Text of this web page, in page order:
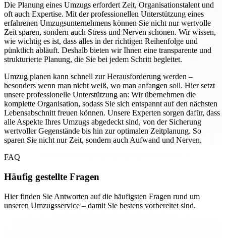
Die Planung eines Umzugs erfordert Zeit, Organisationstalent und
oft auch Expertise. Mit der professionellen Unterstützung eines
erfahrenen Umzugsunternehmens können Sie nicht nur wertvolle
Zeit sparen, sondern auch Stress und Nerven schonen. Wir wissen,
wie wichtig es ist, dass alles in der richtigen Reihenfolge und
pünktlich abläuft. Deshalb bieten wir Ihnen eine transparente und
strukturierte Planung, die Sie bei jedem Schritt begleitet.
Umzug planen kann schnell zur Herausforderung werden –
besonders wenn man nicht weiß, wo man anfangen soll. Hier setzt
unsere professionelle Unterstützung an: Wir übernehmen die
komplette Organisation, sodass Sie sich entspannt auf den nächsten
Lebensabschnitt freuen können. Unsere Experten sorgen dafür, dass
alle Aspekte Ihres Umzugs abgedeckt sind, von der Sicherung
wertvoller Gegenstände bis hin zur optimalen Zeitplanung. So
sparen Sie nicht nur Zeit, sondern auch Aufwand und Nerven.
FAQ
Häufig gestellte Fragen
Hier finden Sie Antworten auf die häufigsten Fragen rund um
unseren Umzugsservice – damit Sie bestens vorbereitet sind.